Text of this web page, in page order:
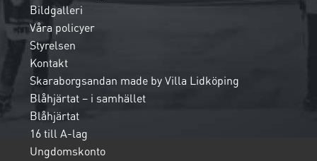
Bildgalleri
Våra policyer
Styrelsen
Kontakt
Skaraborgsandan made by Villa Lidköping
Blåhjärtat – i samhället
Blåhjärtat
16 till A-lag
Ungdomskonto